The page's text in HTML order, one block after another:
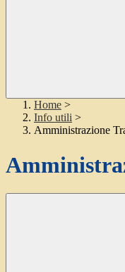
Home >
Info utili >
Amministrazione